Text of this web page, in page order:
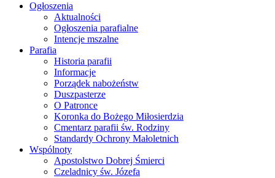
Ogłoszenia
Aktualności
Ogłoszenia parafialne
Intencje mszalne
Parafia
Historia parafii
Informacje
Porządek nabożeństw
Duszpasterze
O Patronce
Koronka do Bożego Miłosierdzia
Cmentarz parafii św. Rodziny
Standardy Ochrony Małoletnich
Wspólnoty
Apostolstwo Dobrej Śmierci
Czeladnicy św. Józefa